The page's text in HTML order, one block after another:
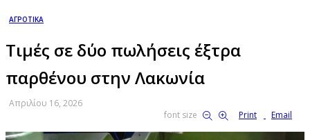
ΑΓΡΟΤΙΚΑ
Τιμές σε δύο πωλήσεις έξτρα
παρθένου στην Λακωνία
Απριλίου 16, 2026
font size
Print Email